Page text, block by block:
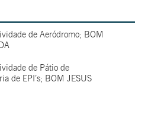
de Aeródromo; BOM
de Pátio de
de EPI’s; BOM JESUS